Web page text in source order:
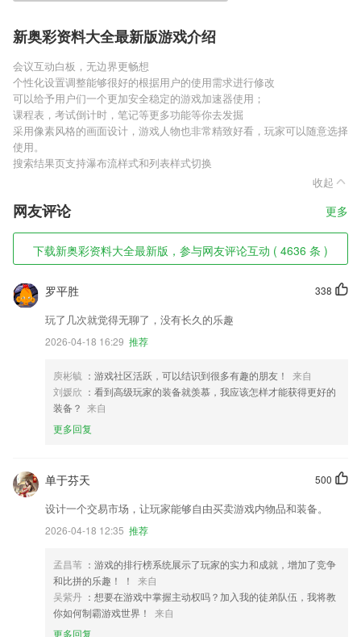
新奥彩资料大全最新版游戏介绍
会议互动白板，无边界更畅想
个性化设置调整能够很好的根据用户的使用需求进行修改
可以给予用户们一个更加安全稳定的游戏加速器使用；
课程表，考试倒计时，笔记等更多功能等你去发掘
采用像素风格的画面设计，游戏人物也非常精致好看，玩家可以随意选择
使用。
搜索结果页支持瀑布流样式和列表样式切换
收起
网友评论 更多
下载新奥彩资料大全最新版，参与网友评论互动 ( 4636 条 )
338
罗平胜
玩了几次就觉得无聊了，没有长久的乐趣
2026-04-18 16:29 推荐
庾彬毓 ：游戏社区活跃，可以结识到很多有趣的朋友！
来自
刘媛欣 ：看到高级玩家的装备就羡慕，我应该怎样才能获得更好的
装备？ 来自
更多回复
500
单于芬天
设计一个交易市场，让玩家能够自由买卖游戏内物品和装备。
2026-04-18 12:35 推荐
孟昌苇 ：游戏的排行榜系统展示了玩家的实力和成就，增加了竞争
和比拼的乐趣！ ！
来自
吴紫丹 ：想要在游戏中掌握主动权吗？加入我的徒弟队伍，我将教
你如何制霸游戏世界！
来自
更多回复